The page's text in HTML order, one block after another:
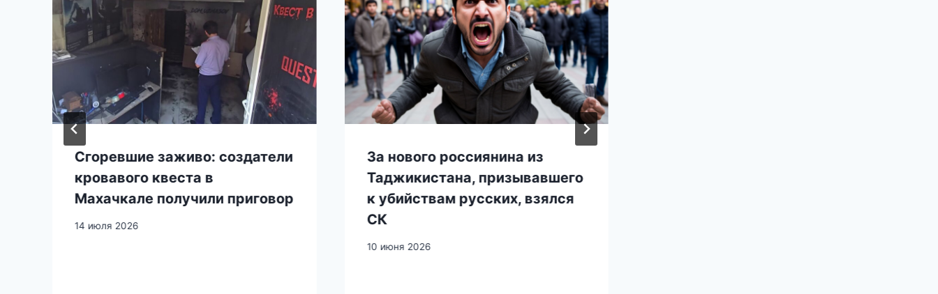
Сгоревшие заживо: создатели
кровавого квеста в
Махачкале получили приговор
14 июля 2026
За нового россиянина из
Таджикистана, призывавшего
к убийствам русских, взялся
СК
10 июня 2026